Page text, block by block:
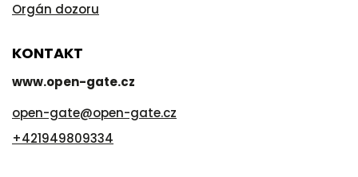
Orgán dozoru
KONTAKT
www.open-gate.cz
open-gate@open-gate.cz
+421949809334